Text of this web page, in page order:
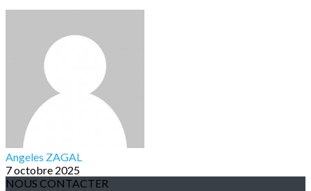
Angeles ZAGAL
7 octobre 2025
NOUS CONTACTER